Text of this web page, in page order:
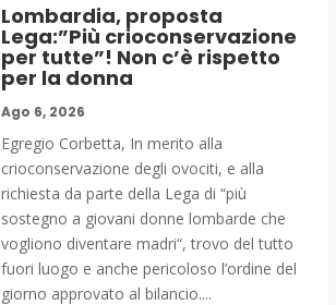
Lombardia, proposta
Lega:”Più crioconservazione
per tutte”! Non c’è rispetto
per la donna
Ago 6, 2026
Egregio Corbetta, In merito alla
crioconservazione degli ovociti, e alla
richiesta da parte della Lega di “più
sostegno a giovani donne lombarde che
vogliono diventare madri“, trovo del tutto
fuori luogo e anche pericoloso l’ordine del
giorno approvato al bilancio....